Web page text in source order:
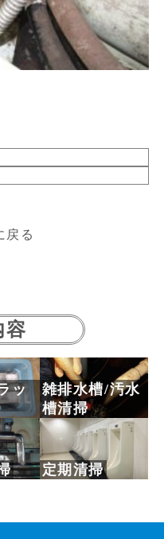
戻る
容
ッ
雑排水槽/汚水
槽清掃
定期清掃